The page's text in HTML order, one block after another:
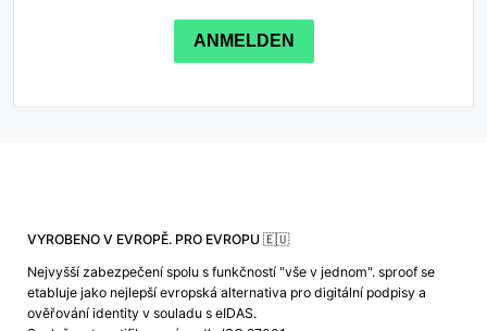
ANMELDEN
VYROBENO V EVROPĚ. PRO EVROPU 🇪🇺
Nejvyšší zabezpečení spolu s funkčností "vše v jednom". sproof se
etabluje jako nejlepší evropská alternativa pro digitální podpisy a
ověřování identity v souladu s eIDAS.